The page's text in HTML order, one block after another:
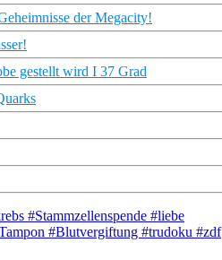
der Megacity!
gestellt wird I 37 Grad
#Stammzellenspende #liebe
#Blutvergiftung #trudoku #zdf